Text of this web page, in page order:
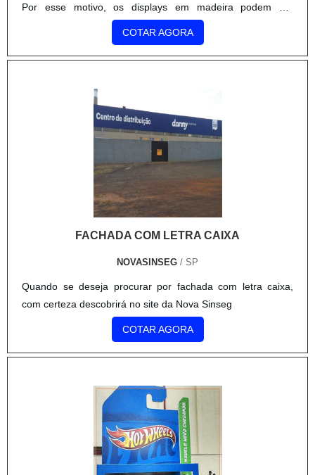
Por esse motivo, os displays em madeira podem ser
produzidos, também, de forma personalizada e
COTAR AGORA
FACHADA COM LETRA CAIXA
NOVASINSEG / SP
Quando se deseja procurar por fachada com letra caixa,
com certeza descobrirá no site da Nova Sinseg
COTAR AGORA